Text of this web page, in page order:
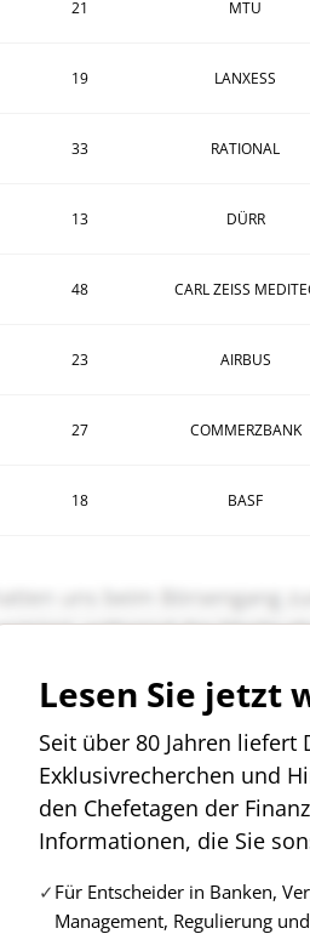
21 MTU
19 LANXESS
33 RATIONAL
13 DÜRR
48 CARL ZEISS
23 AIRBUS
27 COMMERZBANK
18 BASF
Lesen Sie jetzt
Seit über 80 Jahren liefert
Exklusivrecherchen und
den Chefetagen der
Informationen, die Sie
Für Entscheider in Banken,
Management, Regulierung